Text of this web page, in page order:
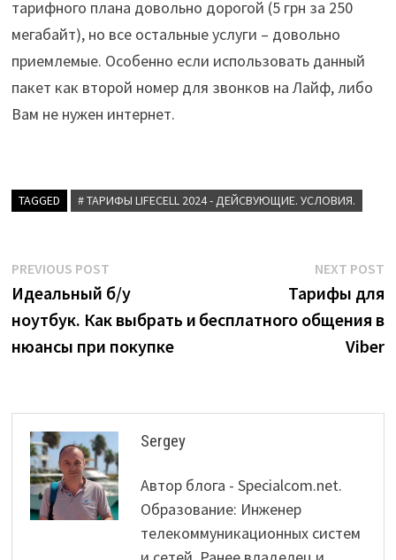
тарифного плана довольно дорогой (5 грн за 250
мегабайт), но все остальные услуги – довольно
приемлемые. Особенно если использовать данный
пакет как второй номер для звонков на Лайф, либо
Вам не нужен интернет.
TAGGED # ТАРИФЫ LIFECELL 2024 - ДЕЙСВУЮЩИЕ. УСЛОВИЯ.
Post
navigation
PREVIOUS POSTPrevious
post:
Идеальный б/у
ноутбук. Как выбрать и
нюансы при покупке
NEXT POST
Тарифы для
бесплатного общения в
Viber
Sergey
Автор блога - Specialcom.net.
Образование: Инженер
телекоммуникационных систем